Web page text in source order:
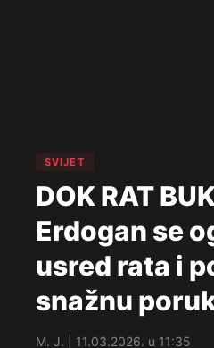
SVIJET
DOK RAT
Erdogan se
usred rata i
snažnu
M. J. | 11.03.2026. u 11:35